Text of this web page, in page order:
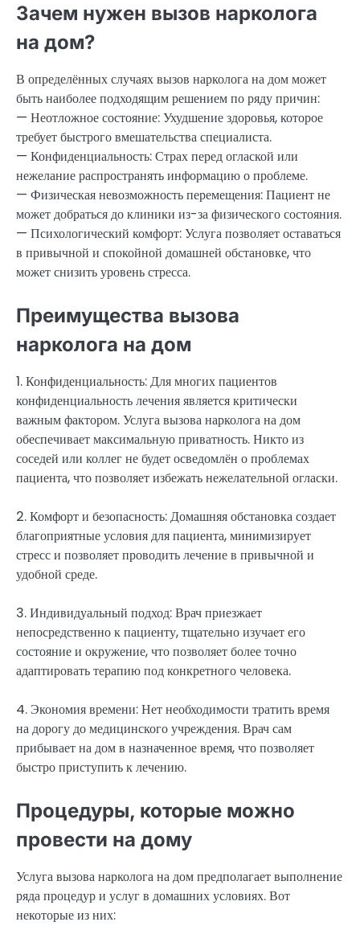
Зачем нужен вызов нарколога
на дом?
В определённых случаях вызов нарколога на дом может
быть наиболее подходящим решением по ряду причин:
— Неотложное состояние: Ухудшение здоровья, которое
требует быстрого вмешательства специалиста.
— Конфиденциальность: Страх перед оглаской или
нежелание распространять информацию о проблеме.
— Физическая невозможность перемещения: Пациент не
может добраться до клиники из-за физического состояния.
— Психологический комфорт: Услуга позволяет оставаться
в привычной и спокойной домашней обстановке, что
может снизить уровень стресса.
Преимущества вызова
нарколога на дом
1. Конфиденциальность: Для многих пациентов
конфиденциальность лечения является критически
важным фактором. Услуга вызова нарколога на дом
обеспечивает максимальную приватность. Никто из
соседей или коллег не будет осведомлён о проблемах
пациента, что позволяет избежать нежелательной огласки.
2. Комфорт и безопасность: Домашняя обстановка создает
благоприятные условия для пациента, минимизирует
стресс и позволяет проводить лечение в привычной и
удобной среде.
3. Индивидуальный подход: Врач приезжает
непосредственно к пациенту, тщательно изучает его
состояние и окружение, что позволяет более точно
адаптировать терапию под конкретного человека.
4. Экономия времени: Нет необходимости тратить время
на дорогу до медицинского учреждения. Врач сам
прибывает на дом в назначенное время, что позволяет
быстро приступить к лечению.
Процедуры, которые можно
провести на дому
Услуга вызова нарколога на дом предполагает выполнение
ряда процедур и услуг в домашних условиях. Вот
некоторые из них: